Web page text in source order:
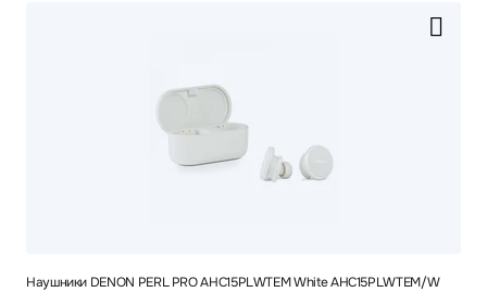
Наушники DENON PERL PRO AHC15PLWTEM White AHC15PLWTEM/W